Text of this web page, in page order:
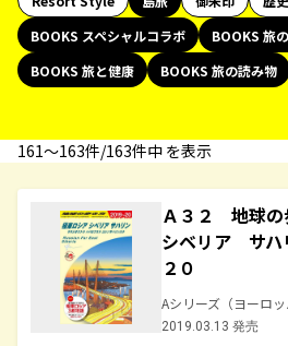
BOOKS スペシャルコラボ
BOOKS 旅
BOOKS 旅と健康
BOOKS 旅の読み物
161〜163件/163件中 を表示
Ａ３２ 地球
シベリア サハ
２０
Aシリーズ（ヨーロ
2019.03.13 発売